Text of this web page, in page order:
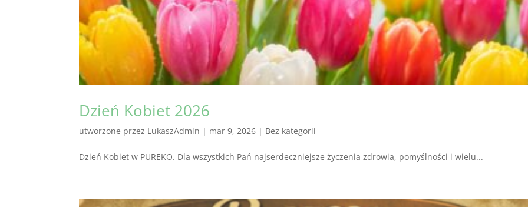
Dzień Kobiet 2026
utworzone przez LukaszAdmin | mar 9, 2026 | Bez kategorii
Dzień Kobiet w PUREKO. Dla wszystkich Pań najserdeczniejsze życzenia zdrowia, pomyślności i wielu...